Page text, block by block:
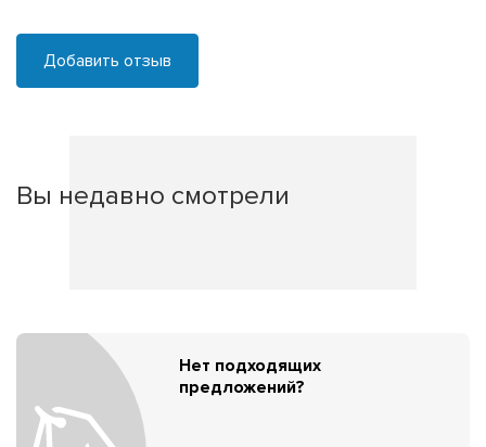
Добавить отзыв
Вы недавно смотрели
Нет подходящих
предложений?